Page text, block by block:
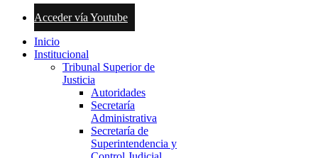
Acceder vía Youtube
Inicio
Institucional
Tribunal Superior de
Justicia
Autoridades
Secretaría
Administrativa
Secretaría de
Superintendencia y